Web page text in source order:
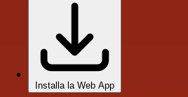
Installa la Web App